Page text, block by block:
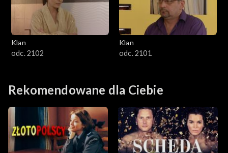
Klan
odc. 2102
Klan
odc. 2101
Rekomendowane dla Ciebie